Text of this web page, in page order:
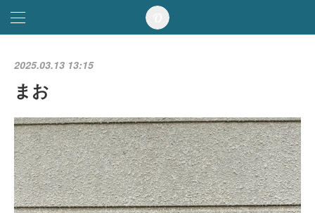
2025.03.13 13:15
まお